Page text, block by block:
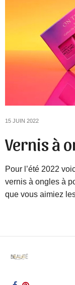
15 JUIN 2022
Vernis à
Pour l’été 2022
vernis à ongles à
que vous aimiez